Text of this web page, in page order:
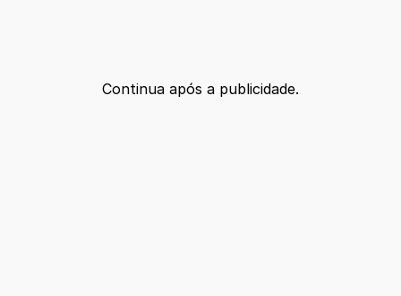
Continua após a publicidade.